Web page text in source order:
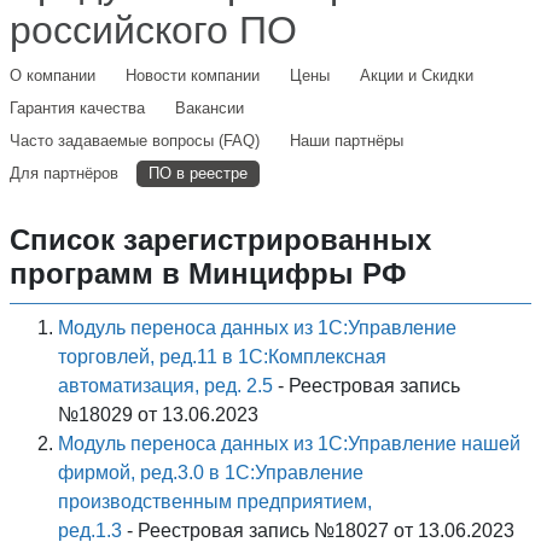
российского ПО
О компании Новости компании Цены
Акции и Скидки
Гарантия качества
Вакансии
Часто задаваемые вопросы (FAQ)
Наши партнёры
Для партнёров
ПО в реестре
Список зарегистрированных
программ в Минцифры РФ
Модуль переноса данных из 1С:Управление
торговлей, ред.11 в 1С:Комплексная
автоматизация, ред. 2.5 - Реестровая запись
№18029 от 13.06.2023
Модуль переноса данных из 1С:Управление нашей
фирмой, ред.3.0 в 1С:Управление
производственным предприятием,
ред.1.3 - Реестровая запись №18027 от 13.06.2023